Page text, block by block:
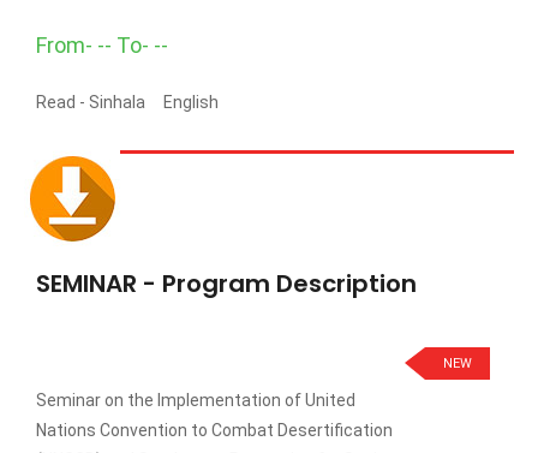
From- -- To- --
Read - Sinhala English
SEMINAR - Program Description
NEW
Seminar on the Implementation of United
Nations Convention to Combat Desertification